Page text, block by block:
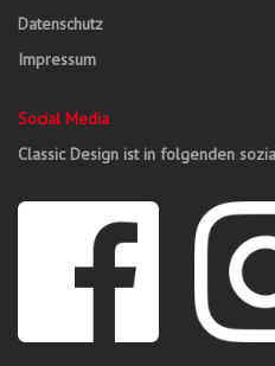
Datenschutz
Impressum
Social Media
Classic Design ist in folgenden